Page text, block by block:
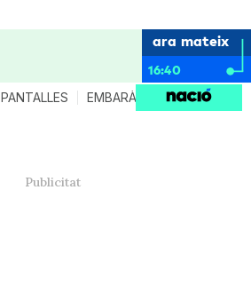
ara mateix
16:40
PANTALLES EMBARÀS CRIANÇA